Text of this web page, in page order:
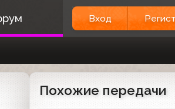
Вход
Похожие передачи